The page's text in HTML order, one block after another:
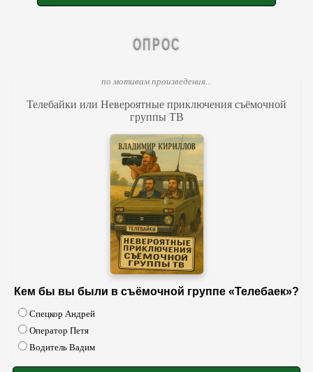
ОПРОС
по мотивам произведения...
Телебайки или Невероятные приключения съёмочной
группы ТВ
Кем бы вы были в съёмочной группе «Телебаек»?
Спецкор Андрей
Оператор Петя
Водитель Вадим